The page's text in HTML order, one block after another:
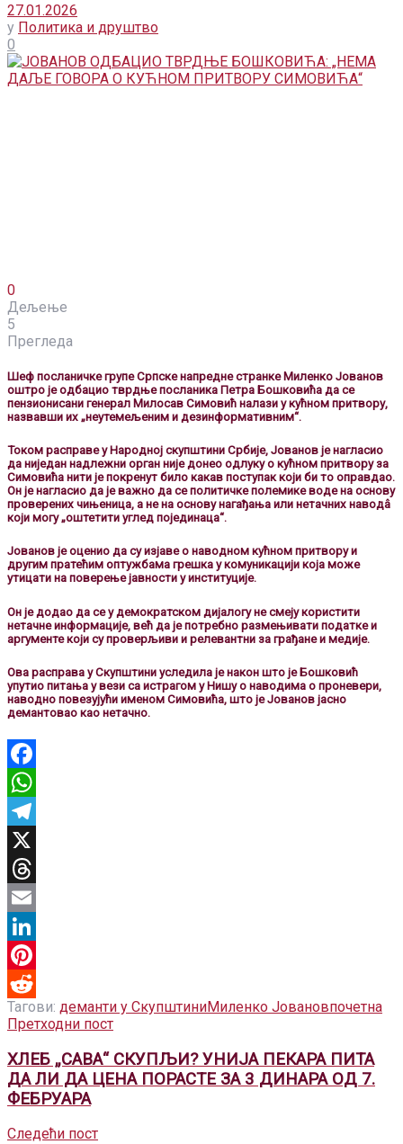
27.01.2026
у Политика и друштво
0
0
Дељење
5
Прегледа
Шеф посланичке групе Српске напредне странке Миленко Јованов
оштро је одбацио тврдње посланика Петра Бошковића да се
пензионисани генерал Милосав Симовић налази у кућном притвору,
назвавши их „неутемељеним и дезинформативним“.
Током расправе у Народној скупштини Србије, Јованов је нагласио
да ниједан надлежни орган није донео одлуку о кућном притвору за
Симовића нити је покренут било какав поступак који би то оправдао.
Он је нагласио да је важно да се политичке полемике воде на основу
проверених чињеница, а не на основу нагађања или нетачних наводâ
који могу „оштетити углед појединаца“.
Јованов је оценио да су изјаве о наводном кућном притвору и
другим пратећим оптужбама грешка у комуникацији која може
утицати на поверење јавности у институције.
Он је додао да се у демократском дијалогу не смеју користити
нетачне информације, већ да је потребно размењивати податке и
аргументе који су проверљиви и релевантни за грађане и медије.
Ова расправа у Скупштини уследила је након што је Бошковић
упутио питања у вези са истрагом у Нишу о наводима о проневери,
наводно повезујући именом Симовића, што је Јованов јасно
демантовао као нетачно.
Facebook
WhatsApp
Telegram
X
Threads
Email
LinkedIn
Pinterest
Reddit
Тагови: деманти у СкупштиниМиленко Јовановпочетна
Претходни пост
ХЛЕБ „САВА“ СКУПЉИ? УНИЈА ПЕКАРА ПИТА
ДА ЛИ ДА ЦЕНА ПОРАСТЕ ЗА 3 ДИНАРА ОД 7.
ФЕБРУАРА
Следећи пост